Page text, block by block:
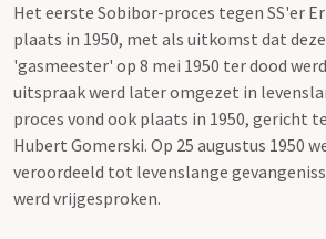
Het eerste Sobibor-proces tegen SS'er
plaats in 1950, met als uitkomst dat
'gasmeester' op 8 mei 1950 ter dood
uitspraak werd later omgezet in
proces vond ook plaats in 1950, gericht
Hubert Gomerski. Op 25 augustus 1950
veroordeeld tot levenslange
werd vrijgesproken.